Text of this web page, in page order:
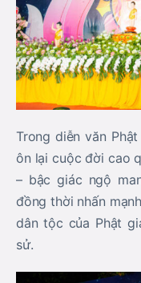
Trong diễn văn
ôn lại cuộc đời cao
– bậc giác ngộ
đồng thời nhấn
dân tộc của Phật
sử.